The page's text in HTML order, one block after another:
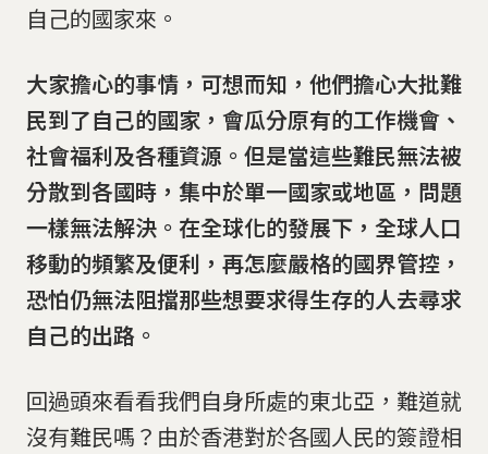
自己的國家來。
大家擔心的事情，可想而知，他們擔心大批難
民到了自己的國家，會瓜分原有的工作機會、
社會福利及各種資源。但是當這些難民無法被
分散到各國時，集中於單一國家或地區，問題
一樣無法解決。在全球化的發展下，全球人口
移動的頻繁及便利，再怎麼嚴格的國界管控，
恐怕仍無法阻擋那些想要求得生存的人去尋求
自己的出路。
回過頭來看看我們自身所處的東北亞，難道就
沒有難民嗎？由於香港對於各國人民的簽證相